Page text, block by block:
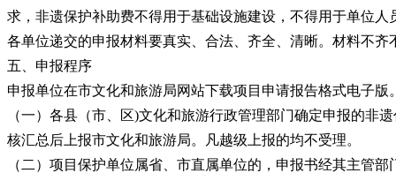
求，非遗保护补助费不得用于基础设施建设，不得用于单位
各单位递交的申报材料要真实、合法、齐全、清晰。材料不齐
五、申报程序
申报单位在市文化和旅游局网站下载项目申请报告格式电子版
（一）各县（市、区)文化和旅游行政管理部门确定申报的非
核汇总后上报市文化和旅游局。凡越级上报的均不受理。
（二）项目保护单位属省、市直属单位的，申报书经其主管